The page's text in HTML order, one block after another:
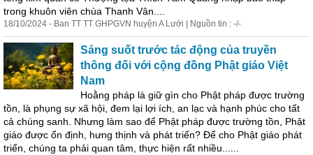
trong khuôn viên chùa Thanh Vân....
18/10/2024 - Ban TT TT GHPGVN huyện A Lưới | Nguồn tin : -/-
Sáng suốt trước tác động của truyền
thông đối với cộng đồng Phật giáo Việt
Nam
Hoằng pháp là giữ gìn cho Phật pháp được trường
tồn, là phụng sự xã hội, đem lại lợi ích, an lạc và hạnh phúc cho tất
cả chúng sanh. Nhưng làm sao để Phật pháp được trường tồn, Phật
giáo được ổn định, hưng thịnh và phát triển? Để cho Phật giáo phát
triển, chúng ta phải quan tâm, thực hiện rất nhiều......